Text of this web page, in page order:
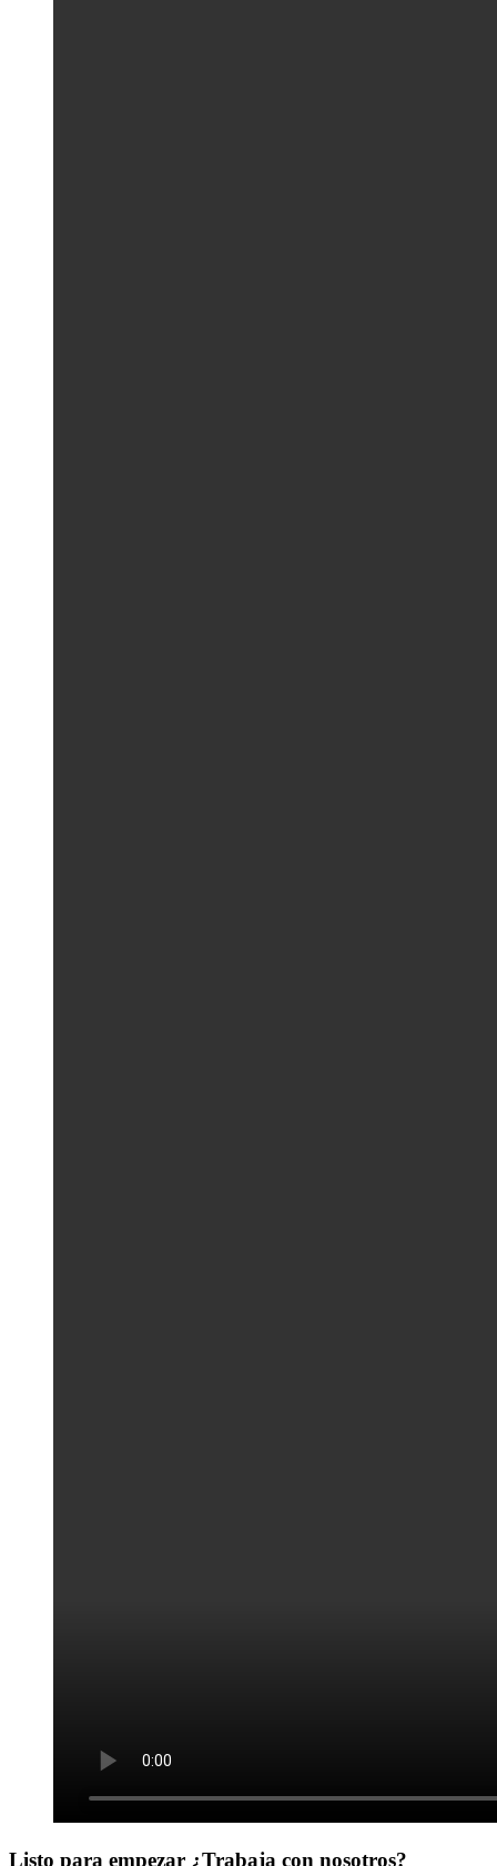
Listo para empezar ¿Trabaja con nosotros?